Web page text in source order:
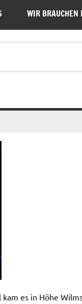
WIR BRAUCHEN
es in Höhe